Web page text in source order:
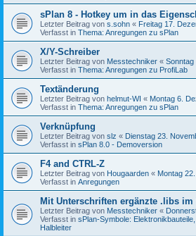
sPlan 8 - Hotkey um in das
Letzter Beitrag von s.sohn « Freitag 17.
Verfasst in Thema: Anregungen zu sPlan
X/Y-Schreiber
Letzter Beitrag von Messtechniker « Sonntag
Verfasst in Thema: Anregungen zu ProfiLab
Textänderung
Letzter Beitrag von helmut-WI « Montag 6.
Verfasst in Thema: Anregungen zu sPlan
Verknüpfung
Letzter Beitrag von slz « Dienstag 23.
Verfasst in sPlan 8.0 - Demoversion
F4 and CTRL-Z
Letzter Beitrag von Hougaarden « Montag
Verfasst in Anregungen
Mit Unterschriften ergänzte .libs im
Letzter Beitrag von Messtechniker «
Verfasst in sPlan-Symbole:
Halbleiter